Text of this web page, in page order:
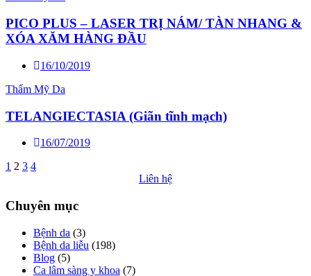
PICO PLUS – LASER TRỊ NÁM/ TÀN NHANG &
XÓA XĂM HÀNG ĐẦU
16/10/2019
Thẩm Mỹ Da
TELANGIECTASIA (Giãn tĩnh mạch)
16/07/2019
Posts
1 2 3 4
Liên hệ
Chuyên mục
Bệnh da (3)
Bệnh da liễu (198)
Blog (5)
Ca lâm sàng y khoa (7)